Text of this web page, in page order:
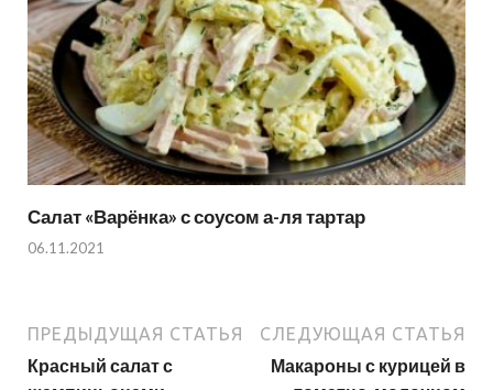
Салат «Варёнка» с соусом а-ля тартар
06.11.2021
ПРЕДЫДУЩАЯ СТАТЬЯ
Красный салат с
СЛЕДУЮЩАЯ СТАТЬЯ
Макароны с курицей в